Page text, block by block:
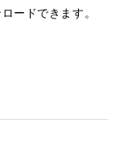
ードできます。